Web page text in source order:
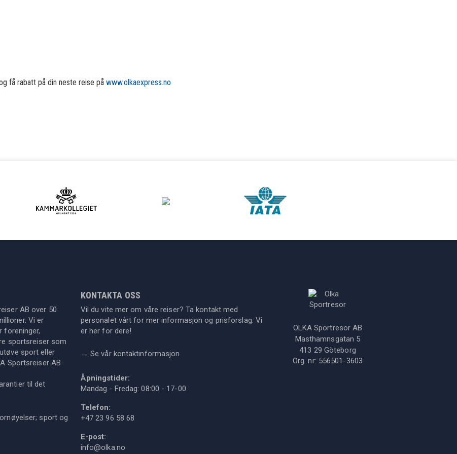
få rabatt på din neste reise på www.olkaexpress.no
AB over 50
Vi er
foreninger,
sportsreiser som
sport eller
Sportsreiser AB
til det
sport og
KONTAKTA OSS
Vil du vite mer om våre reiser? Ta kontakt med
personalet vårt for mer informasjon og prisforslag. Vi
er her for dere!
→ Se vår kontaktinformasjon
Åpningstider:
Mandag - Fredag: 08:00 - 17-00
Telefon:
+47 23 96 58 68
E-post:
info@olka.no
OLKA Sportresor AB
Masthamnsgatan 5
413 29 Göteborg
Org. nr: 556501-3603